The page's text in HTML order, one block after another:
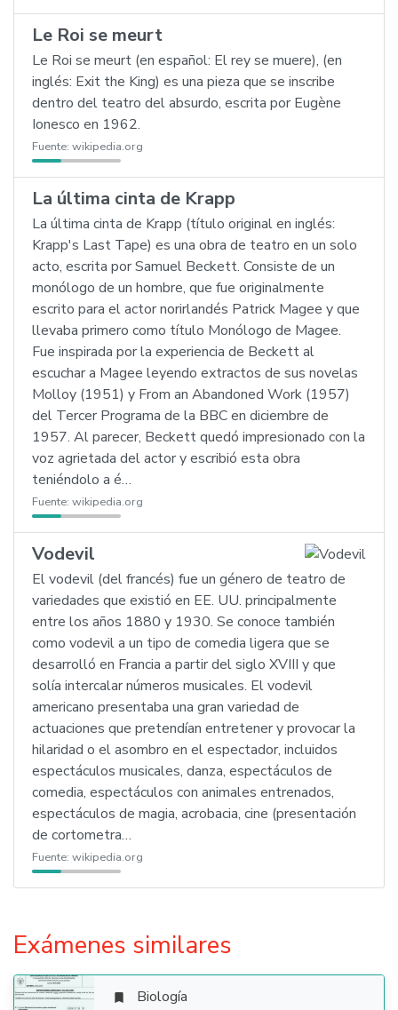
Le Roi se meurt
Le Roi se meurt (en español: El rey se muere), (en
inglés: Exit the King) es una pieza que se inscribe
dentro del teatro del absurdo, escrita por Eugène
Ionesco en 1962.
Fuente: wikipedia.org
La última cinta de Krapp
La última cinta de Krapp (título original en inglés:
Krapp's Last Tape) es una obra de teatro en un solo
acto, escrita por Samuel Beckett. Consiste de un
monólogo de un hombre, que fue originalmente
escrito para el actor norirlandés Patrick Magee y que
llevaba primero como título Monólogo de Magee.
Fue inspirada por la experiencia de Beckett al
escuchar a Magee leyendo extractos de sus novelas
Molloy (1951) y From an Abandoned Work (1957)
del Tercer Programa de la BBC en diciembre de
1957. Al parecer, Beckett quedó impresionado con la
voz agrietada del actor y escribió esta obra
teniéndolo a é…
Fuente: wikipedia.org
Vodevil
El vodevil (del francés) fue un género de teatro de
variedades que existió en EE. UU. principalmente
entre los años 1880 y 1930. Se conoce también
como vodevil a un tipo de comedia ligera que se
desarrolló en Francia a partir del siglo XVIII y que
solía intercalar números musicales. El vodevil
americano presentaba una gran variedad de
actuaciones que pretendían entretener y provocar la
hilaridad o el asombro en el espectador, incluidos
espectáculos musicales, danza, espectáculos de
comedia, espectáculos con animales entrenados,
espectáculos de magia, acrobacia, cine (presentación
de cortometra…
Fuente: wikipedia.org
Exámenes similares
 Biología